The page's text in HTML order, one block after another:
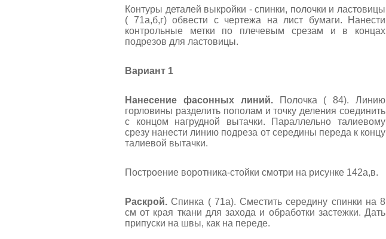
Контуры деталей выкройки - спинки, полочки и ластовицы
( 71а,б,г) обвести с чертежа на лист бумаги. Нанести
контрольные метки по плечевым срезам и в концах
подрезов для ластовицы.
Вариант 1
Нанесение фасонных линий.Полочка ( 84). Линию
горловины разделить пополам и точку деления соединить
с концом нагрудной вытачки. Параллельно талиевому
срезу нанести линию подреза от середины переда к концу
талиевой вытачки.
Построение воротника-стойки смотри на рисунке 142а,в.
Раскрой. Спинка ( 71а). Сместить середину спинки на 8
см от края ткани для захода и обработки застежки. Дать
припуски на швы, как на переде.